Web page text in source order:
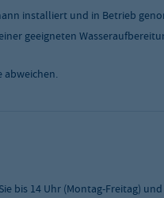
installiert und in Betrieb
geeigneten
abweichen.
bis 14 Uhr (Montag-Freitag)